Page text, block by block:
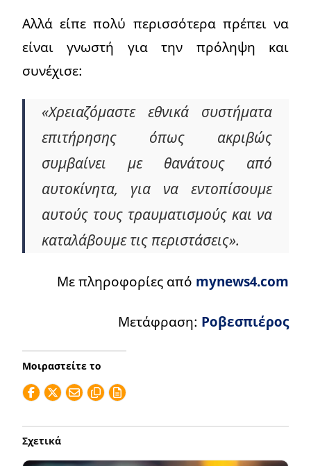
Αλλά είπε πολύ περισσότερα πρέπει να
είναι γνωστή για την πρόληψη και
συνέχισε:
«Χρειαζόμαστε εθνικά συστήματα
επιτήρησης όπως ακριβώς
συμβαίνει με θανάτους από
αυτοκίνητα, για να εντοπίσουμε
αυτούς τους τραυματισμούς και να
καταλάβουμε τις περιστάσεις».
Με πληροφορίες από mynews4.com
Μετάφραση: Ροβεσπιέρος
Μοιραστείτε το
Σχετικά